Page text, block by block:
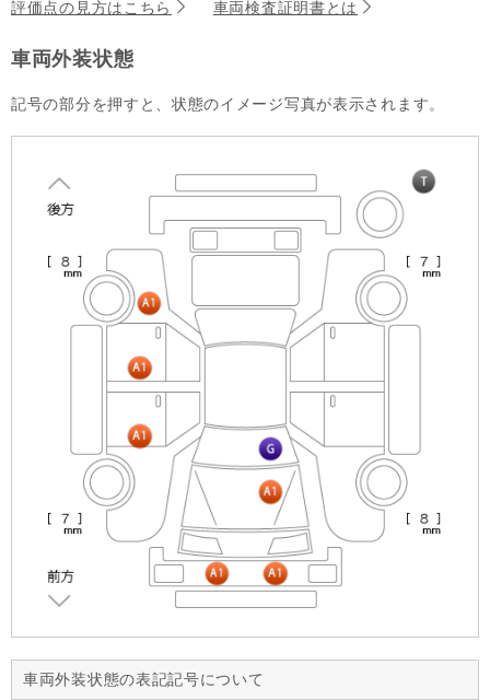
評価点の見方はこちら 車両検査証明書とは
車両外装状態
記号の部分を押すと、状態のイメージ写真が表示されます。
車両外装状態の表記記号について